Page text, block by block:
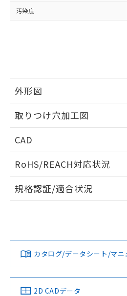
汚染度
外形図
取りつけ穴加工図
CAD
ドすることができます。
ログイン/会員
ダウンロードデータをご利用いた
みください。
ソフトウェアの使用条件
RoHS/REACH対応状況
EU RoHS 注意事項・凡例
対応済み
中国 RoHS 注意事項・凡例
規格認証/適合状況
LR型式承認
（イギリス
船舶規格）
DNV型式承認
（ノルウェー
カタログ/データシート/マニ
2D CADデータ
お客様が当ウェブサ
登録された部品リス
の共同利用に関して"
指します。
※3 非含有証明書ダウ
51物質の非含有証明書（
※本証明書は発行日時点で
るもので、過去に遡って非
また、RoHS指令のフタル
物質の対応では、対応完
既に当社にて対応品への
していることから、特段の
り、2022年1月12日より
す。